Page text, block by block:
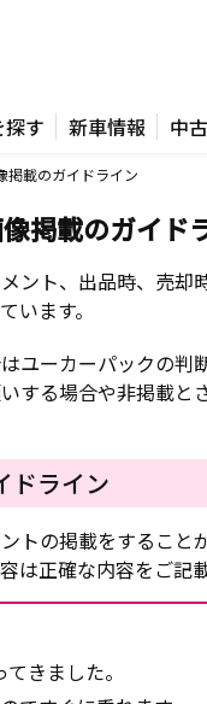
す 新車情報 中
掲載のガイドライン
掲載のガイド
ント、出品時、売却
います。
ユーカーパックの判
する場合や非掲載と
ドライン
トの掲載をすること
は正確な内容をご記
きました。